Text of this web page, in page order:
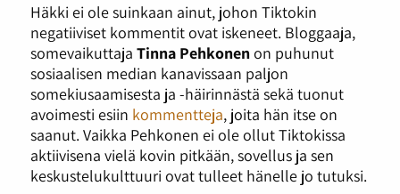
Häkki ei ole suinkaan ainut, johon Tiktokin
negatiiviset kommentit ovat iskeneet. Bloggaaja,
somevaikuttaja Tinna Pehkonenon puhunut
sosiaalisen median kanavissaan paljon
somekiusaamisesta ja -häirinnästä sekä tuonut
avoimesti esiin kommentteja, joita hän itse on
saanut. Vaikka Pehkonen ei ole ollut Tiktokissa
aktiivisena vielä kovin pitkään, sovellus ja sen
keskustelukulttuuri ovat tulleet hänelle jo tutuksi.